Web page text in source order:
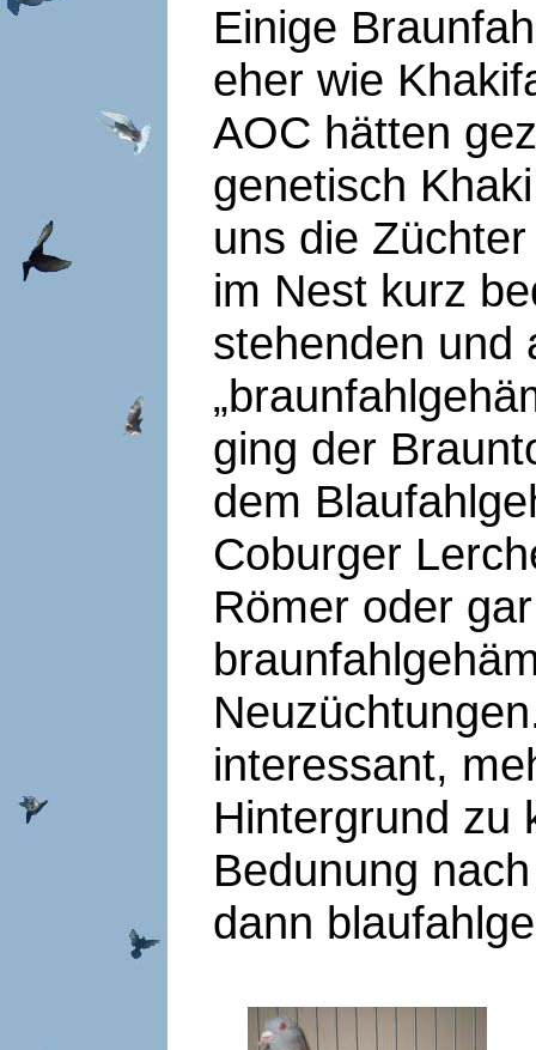
Einige
eher wie
AOC hätten
genetisch
uns die
im Nest kurz
stehenden und
ging der
dem
Coburger
Römer oder
interessant,
Hintergrund zu
Bedunung
dann